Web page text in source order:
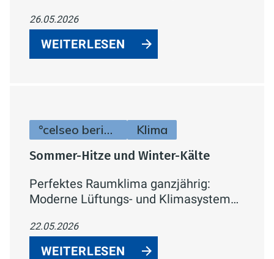
Nische wird.
26.05.2026
WEITERLESEN
°celseo berichtet Klima
Sommer-Hitze und Winter-Kälte
Perfektes Raumklima ganzjährig:
Moderne Lüftungs- und Klimasysteme
Gesundheit und bieten Komfort. Jetzt
informieren!
22.05.2026
WEITERLESEN